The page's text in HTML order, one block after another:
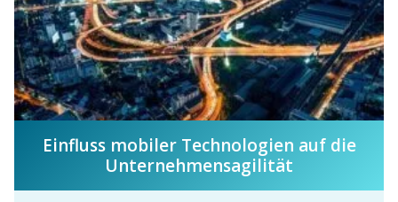
Einfluss mobiler Technologien auf die
Unternehmensagilität